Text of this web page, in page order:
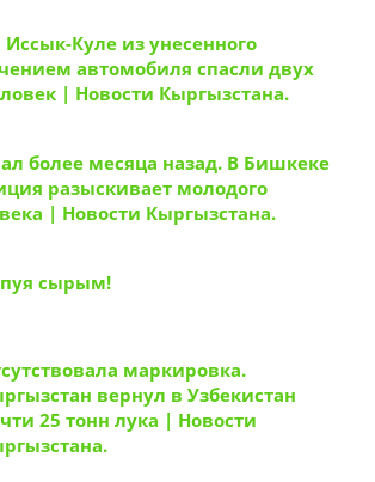
Иссык-Куле из унесенного
автомобиля спасли двух
| Новости Кыргызстана.
более месяца назад. В Бишкеке
разыскивает молодого
| Новости Кыргызстана.
сырым!
маркировка.
вернул в Узбекистан
25 тонн лука | Новости